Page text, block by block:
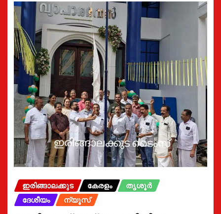
ഇരിങ്ങാലക്കുട കേരളം
തൃശൂർ
ദേശീയം
ന്യൂസ്